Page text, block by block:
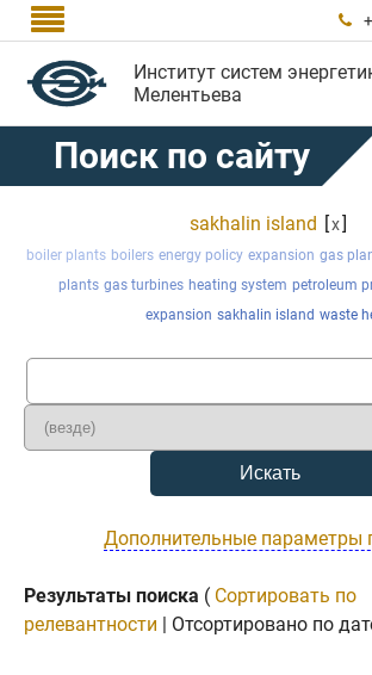
 
Институт систем
Мелентьева
Поиск по сайту
sakhalin island [x]
boiler plants boilers energy policy expansion gas
plants gas turbines heating system petroleum
expansion sakhalin island waste
Дополнительные параметры
Результаты поиска ( Сортировать по
релевантности | Отсортировано по